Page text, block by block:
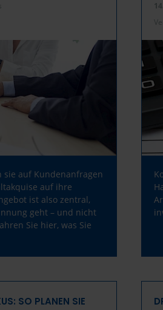
sie auf Kundenanfragen
auf ihre
ist also zentral,
geht – und nicht
Sie hier, was Sie
SO PLANEN SIE